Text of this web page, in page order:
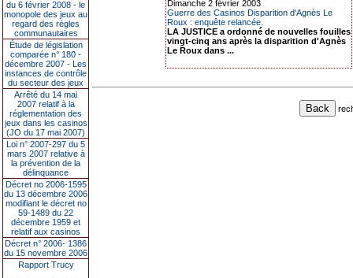
du 6 février 2008 - le
monopole des jeux au
regard des règles
communautaires
Étude de législation
comparée n° 180 -
décembre 2007 - Les
instances de contrôle
du secteur des jeux
Arrêté du 14 mai
2007 relatif à la
réglementation des
jeux dans les casinos
(JO du 17 mai 2007)
Loi n° 2007-297 du 5
mars 2007 relative à
la prévention de la
délinquance
Décret no 2006-1595
du 13 décembre 2006
modifiant le décret no
59-1489 du 22
décembre 1959 et
relatif aux casinos
Décret n° 2006- 1386
du 15 novembre 2006
Rapport Trucy
Dimanche 2 février 2003
Guerre des Casinos Disparition d'Agnès Le
Roux : enquête relancée.
LA JUSTICE a ordonné de nouvelles fouilles
vingt-cinq ans après la disparition d'Agnès
Le Roux dans ...